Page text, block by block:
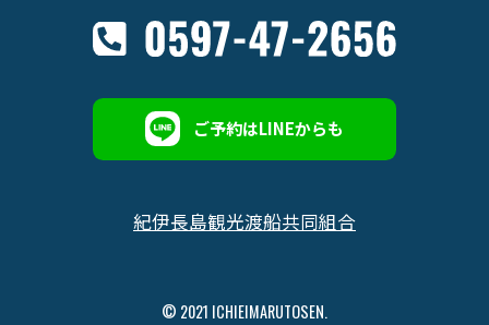
ご予約はLINEからも
紀伊長島観光渡船共同組合
© 2021 ICHIEIMARUTOSEN.